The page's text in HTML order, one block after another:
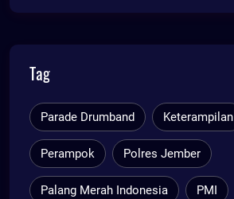
Tag
Parade Drumband Keterampilan
Perampok Polres Jember
Palang Merah Indonesia PMI